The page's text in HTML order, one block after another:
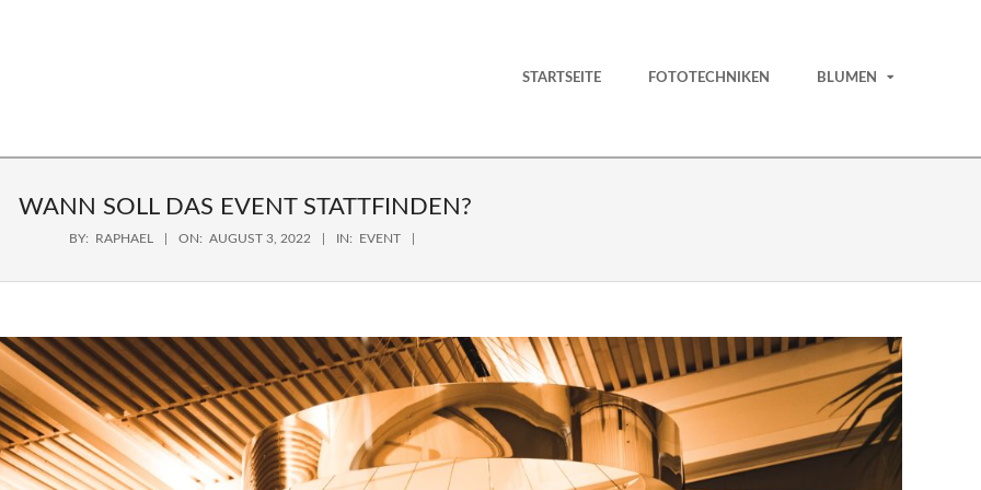
STARTSEITE FOTOTECHNIKEN BLUMEN
WANN SOLL DAS EVENT STATTFINDEN?
BY: RAPHAEL ON: AUGUST 3, 2022 IN: EVENT